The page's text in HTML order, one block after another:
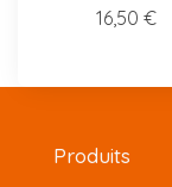
16,50 €
Produits